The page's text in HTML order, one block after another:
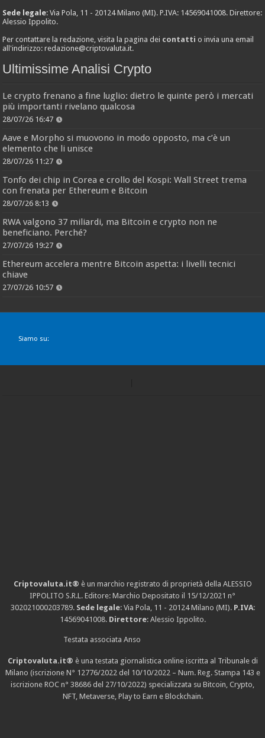
Sede legale: Via Pola, 11 - 20124 Milano (MI). P.IVA: 14569041008. Direttore:
Alessio Ippolito.
Per contattare la redazione, visita la pagina dei contatti o invia una email
all'indirizzo:redazione@criptovaluta.it.
Ultimissime Analisi Crypto
Le crypto frenano a fine luglio: dietro le quinte però i mercati
più importanti rivelano qualcosa
28/07/26 16:47
Aave e Morpho si muovono in modo opposto, ma c’è un
elemento che li unisce
28/07/26 11:27
Tonfo dei chip in Corea e crollo del Kospi: Wall Street trema
con frenata per Ethereum e Bitcoin
28/07/26 8:13
RWA valgono 37 miliardi, ma Bitcoin e crypto non ne
beneficiano. Perché?
27/07/26 19:27
Ethereum accelera mentre Bitcoin aspetta: i livelli tecnici
chiave
27/07/26 10:57
Siamo su:
Criptovaluta.it® è un marchio registrato di proprietà della ALESSIO
IPPOLITO S.R.L. Editore: Marchio Depositato il 15/12/2021 n°
302021000203789. Sede legale: Via Pola, 11 - 20124 Milano (MI). P.IVA:
14569041008. Direttore: Alessio Ippolito.
Testata associata Anso
Criptovaluta.it® è una testata giornalistica online iscritta al Tribunale di
Milano (iscrizione N° 12776/2022 del 10/10/2022 – Num. Reg. Stampa 143 e
iscrizione ROC n° 38686 del 27/10/2022) specializzata su Bitcoin, Crypto,
NFT, Metaverse, Play to Earn e Blockchain.